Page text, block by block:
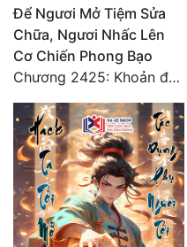
Để Ngươi Mở Tiệm Sửa
Chữa, Ngươi Nhấc Lên
Cơ Chiến Phong Bạo
Chương 2425: Khoản đầu tư của Tượng Chủ!! Nỗi nghi hoặc của Tô Bạch!